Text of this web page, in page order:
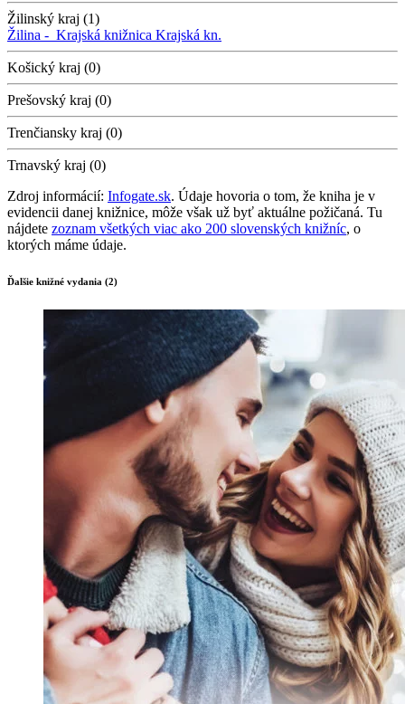
Žilinský kraj (1)
Žilina - Krajská knižnica Krajská kn.
Košický kraj (0)
Prešovský kraj (0)
Trenčiansky kraj (0)
Trnavský kraj (0)
Zdroj informácií: Infogate.sk. Údaje hovoria o tom, že kniha je v
evidencii danej knižnice, môže však už byť aktuálne požičaná. Tu
nájdete zoznam všetkých viac ako 200 slovenských knižníc, o
ktorých máme údaje.
Ďalšie knižné vydania (2)